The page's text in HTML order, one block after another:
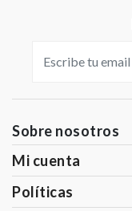
Sobre nosotros
Mi cuenta
Políticas